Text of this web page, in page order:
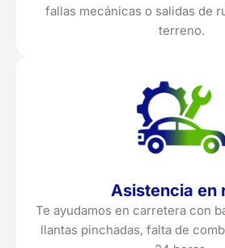
fallas mecánicas o salidas de
terreno.
Asistencia en
Te ayudamos en carretera con
llantas pinchadas, falta de